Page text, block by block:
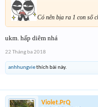
Có nên bịa ra 1 con số
ukm. hấp diêm nhá
22 Tháng ba 2018
anhhungviethích bài này.
Violet.PrQ